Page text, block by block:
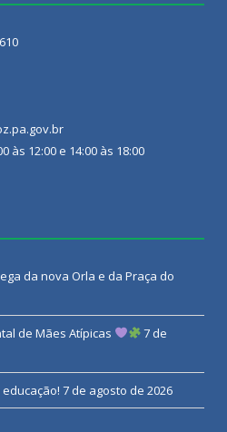
às 12:00 e 14:00 às 18:00
da nova Orla e da Praça do
de Mães Atípicas
7 de
7 de agosto de 2026